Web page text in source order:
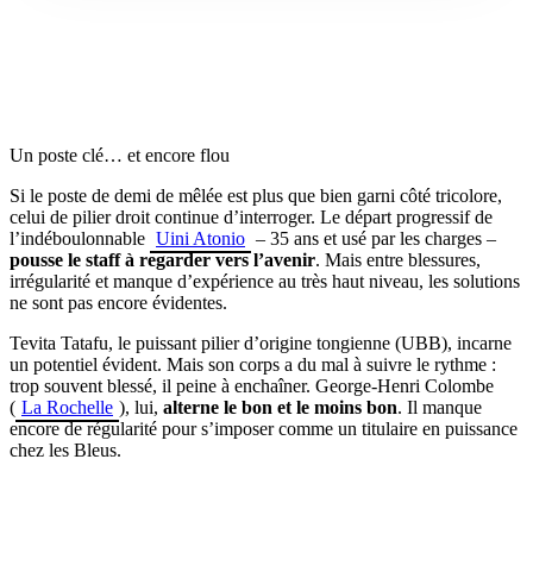
Un poste clé… et encore flou
Si le poste de demi de mêlée est plus que bien garni côté tricolore,
celui de pilier droit continue d’interroger. Le départ progressif de
l’indéboulonnable Uini Atonio – 35 ans et usé par les charges –
pousse le staff à regarder vers l’avenir. Mais entre blessures,
irrégularité et manque d’expérience au très haut niveau, les solutions
ne sont pas encore évidentes.
Tevita Tatafu, le puissant pilier d’origine tongienne (UBB), incarne
un potentiel évident. Mais son corps a du mal à suivre le rythme :
trop souvent blessé, il peine à enchaîner. George-Henri Colombe
( La Rochelle ), lui, alterne le bon et le moins bon. Il manque
encore de régularité pour s’imposer comme un titulaire en puissance
chez les Bleus.